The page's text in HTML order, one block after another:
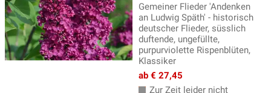
Gemeiner Flieder 'Andenken
an Ludwig Späth' - historisch
deutscher Flieder, süsslich
duftende, ungefüllte,
purpurviolette Rispenblüten,
Klassiker
ab € 27,45
Zur Zeit leider nicht